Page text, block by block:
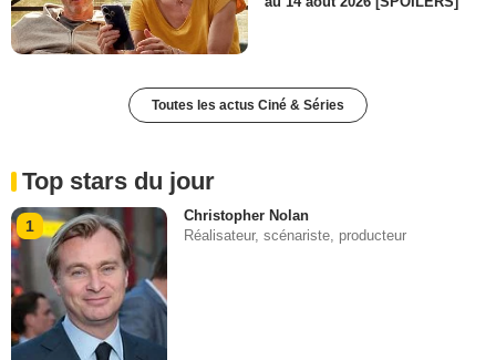
Toutes les actus Ciné & Séries
Top stars du jour
1
Christopher Nolan
Réalisateur, scénariste, producteur